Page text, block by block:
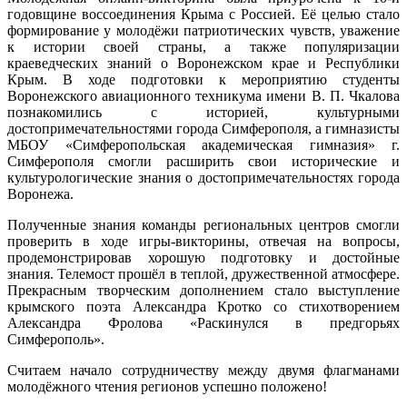
годовщине воссоединения Крыма с Россией. Её целью стало
формирование у молодёжи патриотических чувств, уважение
к истории своей страны, а также популяризации
краеведческих знаний о Воронежском крае и Республики
Крым. В ходе подготовки к мероприятию студенты
Воронежского авиационного техникума имени В. П. Чкалова
познакомились с историей, культурными
достопримечательностями города Симферополя, а гимназисты
МБОУ «Симферопольская академическая гимназия» г.
Симферополя смогли расширить свои исторические и
культурологические знания о достопримечательностях города
Воронежа.
Полученные знания команды региональных центров смогли
проверить в ходе игры-викторины, отвечая на вопросы,
продемонстрировав хорошую подготовку и достойные
знания. Телемост прошёл в теплой, дружественной атмосфере.
Прекрасным творческим дополнением стало выступление
крымского поэта Александра Кротко со стихотворением
Александра Фролова «Раскинулся в предгорьях
Симферополь».
Считаем начало сотрудничеству между двумя флагманами
молодёжного чтения регионов успешно положено!